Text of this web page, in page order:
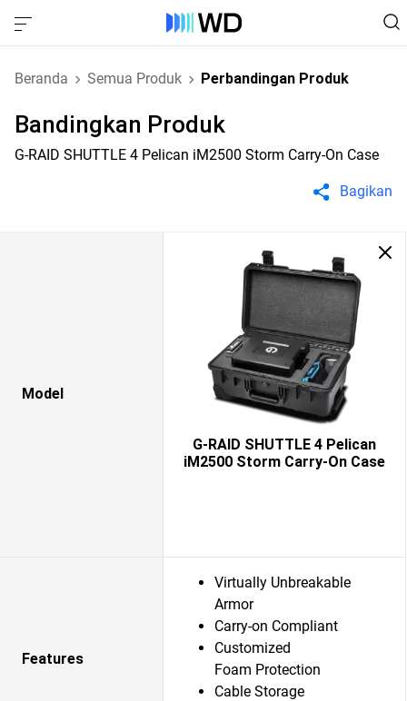
Beranda Semua Produk Perbandingan Produk
Bandingkan Produk
G-RAID SHUTTLE 4 Pelican iM2500 Storm Carry-On Case
Bagikan
Model
G-RAID SHUTTLE 4 Pelican
iM2500 Storm Carry-On Case
Features
Virtually Unbreakable
Armor
Carry-on Compliant
Customized
Foam Protection
Cable Storage